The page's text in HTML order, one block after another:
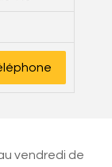
vendredi de